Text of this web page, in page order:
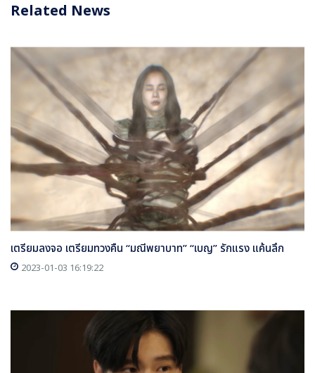
Related News
เตรียมลงจอ เตรียมทวงคืน “มณีพยาบาท” “เบญ” รักแรง แค้นลึก
2023-01-03 16:19:22